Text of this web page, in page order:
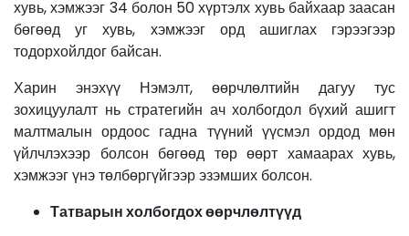
хувь, хэмжээг 34 болон 50 хүртэлх хувь байхаар заасан
бөгөөд уг хувь, хэмжээг орд ашиглах гэрээгээр
тодорхойлдог байсан.
Харин энэхүү Нэмэлт, өөрчлөлтийн дагуу тус
зохицуулалт нь стратегийн ач холбогдол бүхий ашигт
малтмалын ордоос гадна түүний үүсмэл ордод мөн
үйлчлэхээр болсон бөгөөд төр өөрт хамаарах хувь,
хэмжээг үнэ төлбөргүйгээр эзэмших болсон.
Татварын холбогдох өөрчлөлтүүд